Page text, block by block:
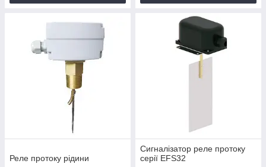
Реле протоку рідини
Сигналізатор реле протоку
серії EFS32